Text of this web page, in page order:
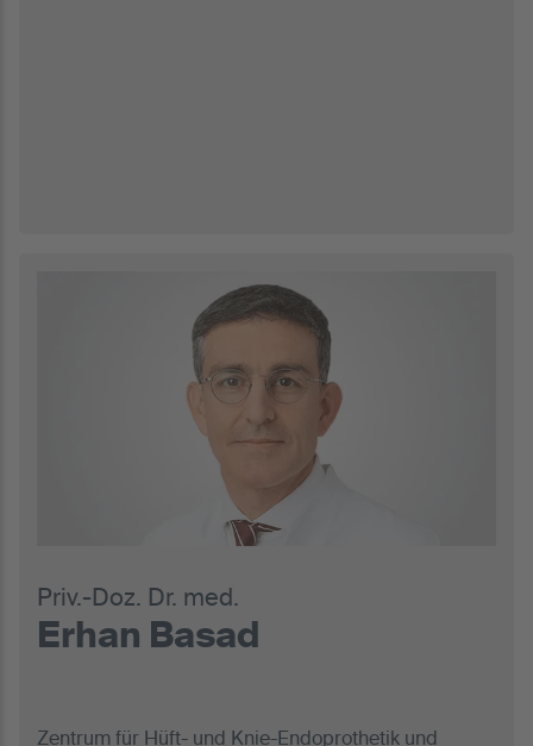
Priv.-Doz. Dr. med.
Erhan Basad
Zentrum für Hüft- und Knie-Endoprothetik und